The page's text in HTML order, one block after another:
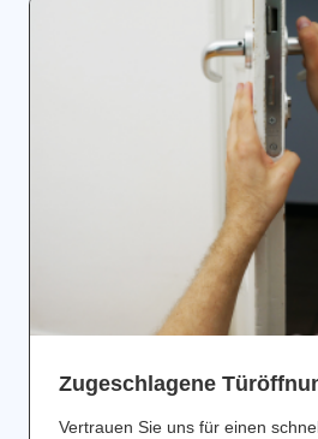
Zugeschlagene
Vertrauen Sie uns für einen